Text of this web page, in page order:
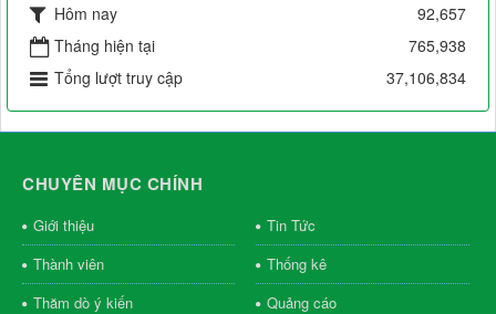
Hôm nay
92,657
Tháng hiện tại
765,938
Tổng lượt truy cập
37,106,834
CHUYÊN MỤC CHÍNH
Giới thiệu
Tin Tức
Thành viên
Thống kê
Thăm dò ý kiến
Quảng cáo